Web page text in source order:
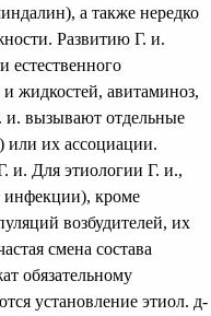
а также нередко
Развитию Г. и.
естественного
жидкостей, авитаминоз,
и. вызывают отдельные
или их ассоциации.
и. Для этиологии Г. и.,
инфекции), кроме
возбудителей, их
смена состава
обязательному
установление этиол. д-